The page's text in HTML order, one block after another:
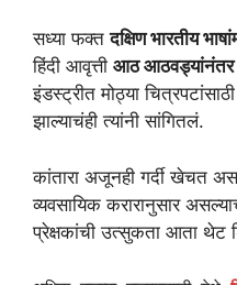
सध्या फक्तदक्षिण भारतीय
हिंदी आवृत्ती आठ आठवड्यांनंतर
इंडस्ट्रीत मोठ्या
झाल्याचंही त्यांनी सांगितलं.
कांतारा अजूनही गर्दी खेचत
व्यवसायिक करारानुसार
प्रेक्षकांची उत्सुकता आता